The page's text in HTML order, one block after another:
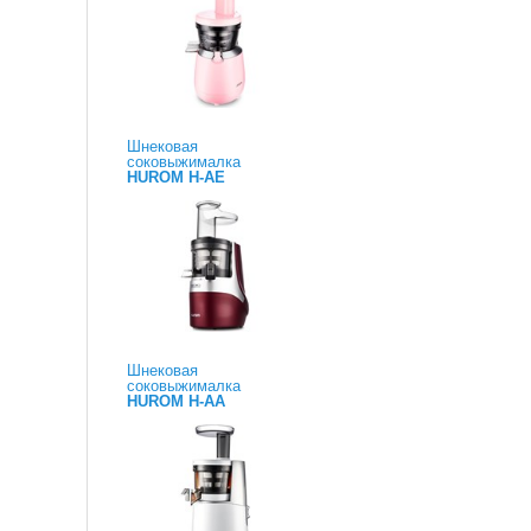
Шнековая
соковыжималка
HUROM H-AE
Шнековая
соковыжималка
HUROM H-AA